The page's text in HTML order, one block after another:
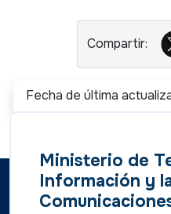
Fecha de última
Ministerio de
Información y